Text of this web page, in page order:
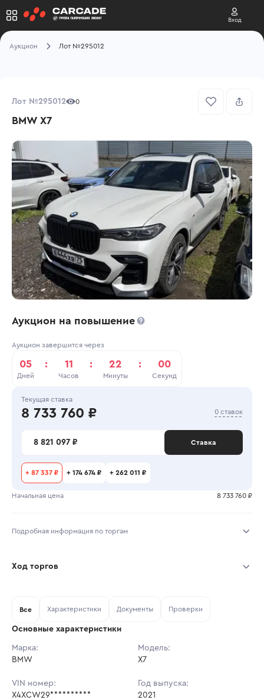
Вход
Аукцион Лот №295012
Лот №295012 0
BMW X7
Аукцион на повышение
Аукцион завершится через
05
Дней
: 11
Часов
: 22
Минуты
: 00
Секунд
Текущая ставка
8 733 760 ₽ 0 ставок
8 821 097 ₽ Ставка
+ 87 337 ₽ + 174 674 ₽ + 262 011 ₽
Начальная цена 8 733 760 ₽
Подробная информация по торгам
Тип аукциона: Открытые торги
Шаг торгов: 87 337 ₽
Кол-во ставок:
Ход торгов
Ставок не найдено
в аукционах
Все Характеристики Документы Проверки
Основные характеристики
Марка:
BMW
Модель:
X7
VIN номер:
X4XCW29**********
Год выпуска:
2021